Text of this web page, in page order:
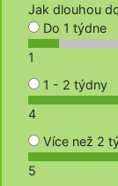
Jak dlouhou
Do 1 týdne
1
1 - 2 týdny
4
Více než 2
5